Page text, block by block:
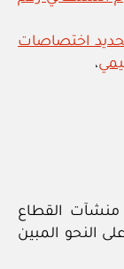
السلطاني رقم ٧٦ / ٢٠٠٤ بتحديد اختصاصات
،
منشآت القطاع
النحو المبين